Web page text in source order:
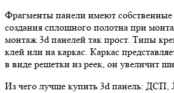
Фрагменты панели имеют
создания сплошного полотна при
монтаж 3d панелей так прост. Типы
клей или на каркас. Каркас
в виде решетки из реек, он увеличит
Из чего лучше купить 3d панель: